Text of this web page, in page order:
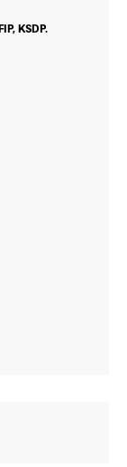
KSDP.